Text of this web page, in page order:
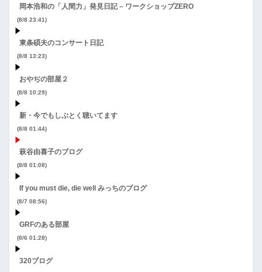
岡本浩和の「人間力」発見日記 – ワークショップZERO
(8/8 23:41)
東条碩夫のコンサート日記
(8/8 13:23)
おやぢの部屋２
(8/8 10:29)
新・今でもしぶとく聴いてます
(8/8 01:44)
萩谷由喜子のブログ
(8/8 01:08)
If you must die, die well みっちのブログ
(8/7 08:56)
GRFのある部屋
(8/6 01:28)
320ブログ